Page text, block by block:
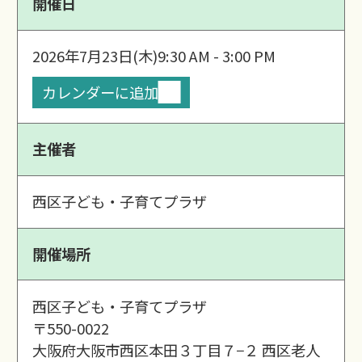
2026年7月23日(木)9:30 AM - 3:00 PM
カレンダーに追加
主催者
西区子ども・子育てプラザ
開催場所
西区子ども・子育てプラザ
〒550-0022
大阪府大阪市西区本田３丁目７−２ 西区老人